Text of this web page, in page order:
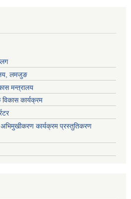
लमजुङ
मन्त्रालय
कार्यक्रम
कार्यक्रम प्रस्तुतिकरण